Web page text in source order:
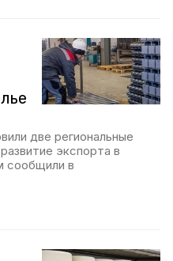
две региональные
экспорта в
сообщили в